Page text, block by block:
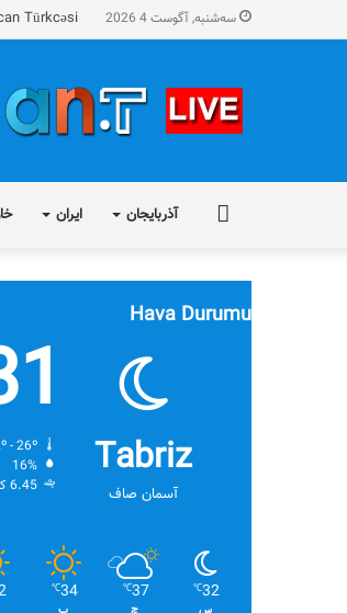
سه‌شنبه, آگوست 4 2026 Türkcəsi
آذربایجان ایران
Hava Durumu
Tabriz
آسمان صاف
16%
6.45 کیلومتر/ساعت
32
℃
37
℃
34
℃